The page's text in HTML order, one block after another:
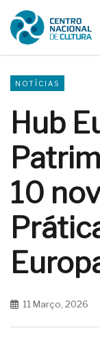
NOTÍCIAS
Hub
10
11 Março, 2026